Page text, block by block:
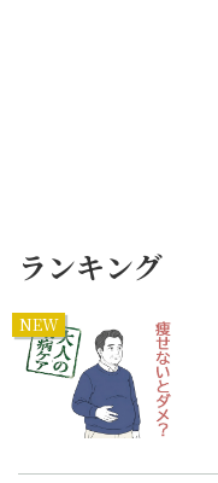
ランキング
NEW